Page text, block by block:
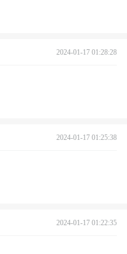
2024-01-17 01:28:28
2024-01-17 01:25:38
2024-01-17 01:22:35